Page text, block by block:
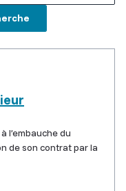
l’embauche du
de son contrat par la